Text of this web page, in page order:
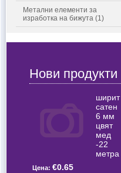
Метални елементи за
изработка на бижута (1)
Нови продукти
ширит
сатен
6 мм
цвят
мед
-22
метра
Цена: €0.65